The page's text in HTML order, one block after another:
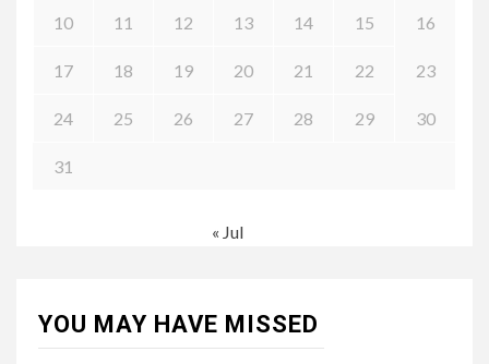
10 11 12 13 14 15 16
17 18 19 20 21 22 23
24 25 26 27 28 29 30
31
« Jul
YOU MAY HAVE MISSED